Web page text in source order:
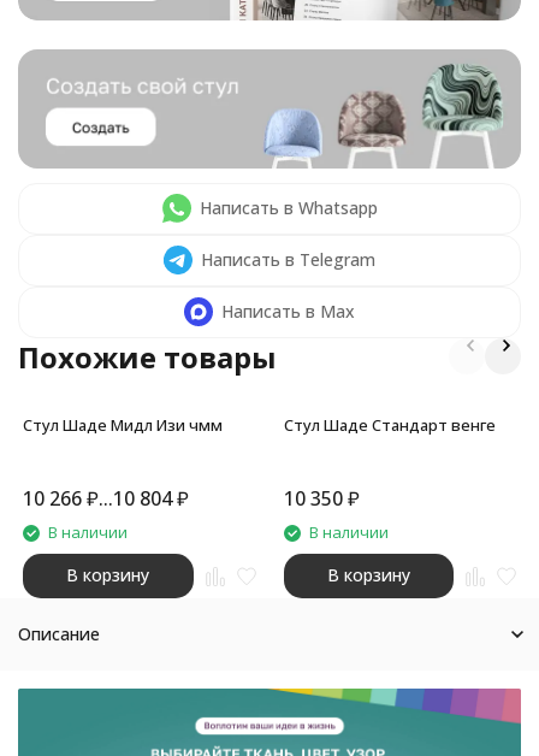
Написать в Whatsapp
Написать в Telegram
Написать в Max
Похожие товары
Стул Шаде Мидл Изи чмм
10 266₽...10 804₽
В наличии
В корзину
Стул Шаде Стандарт венге
10 350 ₽
В наличии
В корзину
Описание